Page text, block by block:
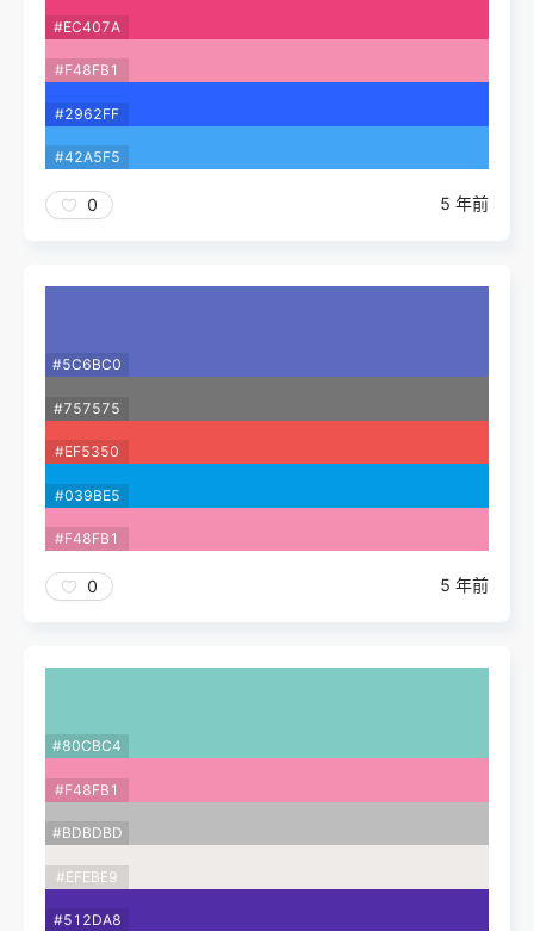
#EC407A
#F48FB1
#2962FF
#42A5F5
0 5 年前
#5C6BC0
#757575
#EF5350
#039BE5
#F48FB1
0 5 年前
#80CBC4
#F48FB1
#BDBDBD
#EFEBE9
#512DA8